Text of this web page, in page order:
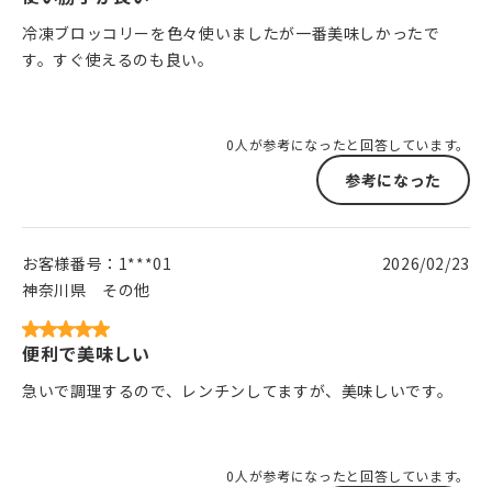
冷凍ブロッコリーを色々使いましたが一番美味しかったで
す。すぐ使えるのも良い。
0人が参考になったと回答しています。
参考になった
お客様番号： 1***01
神奈川県
その他
2026/02/23
便利で美味しい
急いで調理するので、レンチンしてますが、美味しいです。
0人が参考になったと回答しています。